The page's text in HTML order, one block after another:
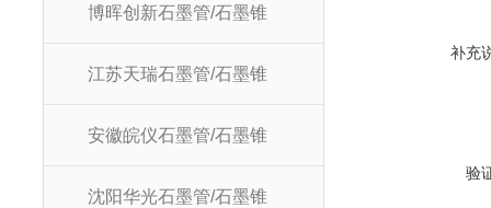
博晖创新石墨管/石墨锥
江苏天瑞石墨管/石墨锥
安徽皖仪石墨管/石墨锥
沈阳华光石墨管/石墨锥
补充
验